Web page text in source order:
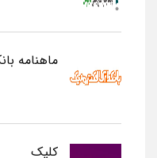
ماهنامه
کلیک